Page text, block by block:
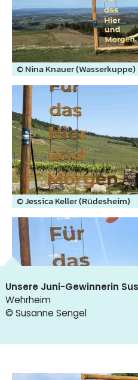
© Nina Knauer (Wasserkuppe)
© Jessica Keller (Rüdesheim)
Unsere Juni-Gewinnerin
Wehrheim
© Susanne Sengel